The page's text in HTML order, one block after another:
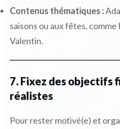
Contenus thématiques :
saisons ou aux fêtes,
Valentin.
7. Fixez des objectifs
réalistes
Pour rester motivé(e) et